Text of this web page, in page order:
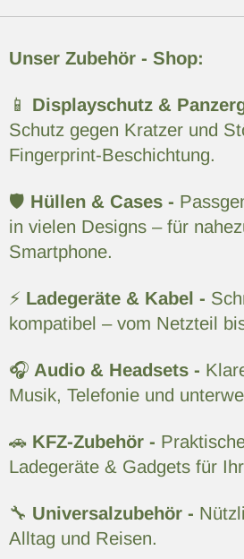
Unser Zubehör - Shop:
📱 Displayschutz &
Schutz gegen Kratzer und
Fingerprint-Beschichtung.
🛡️ Hüllen & Cases -
in vielen Designs – für
Smartphone.
⚡ Ladegeräte & Kabel -
kompatibel – vom Netzteil
🎧 Audio & Headsets -
Musik, Telefonie und
🚗 KFZ-Zubehör -
Ladegeräte & Gadgets für
🔧 Universalzubehör -
Alltag und Reisen.